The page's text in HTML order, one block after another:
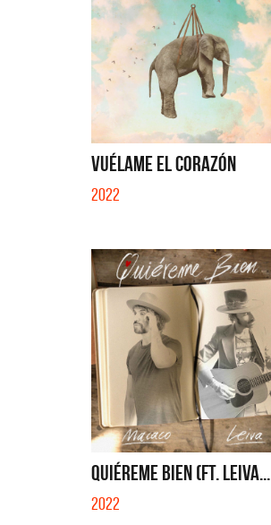
VUÉLAME EL CORAZÓN
2022
QUIÉREME BIEN (FT. LEIVA...
2022